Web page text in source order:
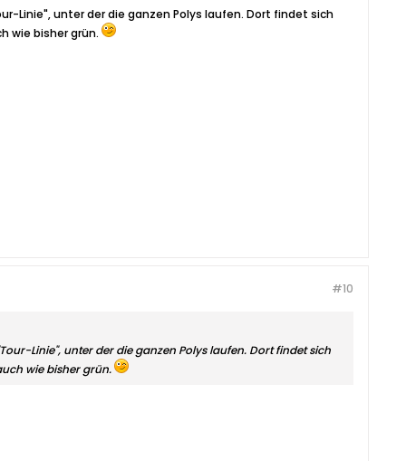
Linie", unter der die ganzen Polys laufen. Dort findet sich
wie bisher grün.
#10
Linie", unter der die ganzen Polys laufen. Dort findet sich
wie bisher grün.